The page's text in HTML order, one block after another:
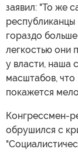
заявил: "То же
республиканцы
гораздо
легкостью они
у власти, наша
масштабов,
покажется
Конгрессмен-
обрушился с